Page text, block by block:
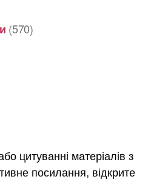
(570)
цитуванні матеріалів з
посилання, відкрите